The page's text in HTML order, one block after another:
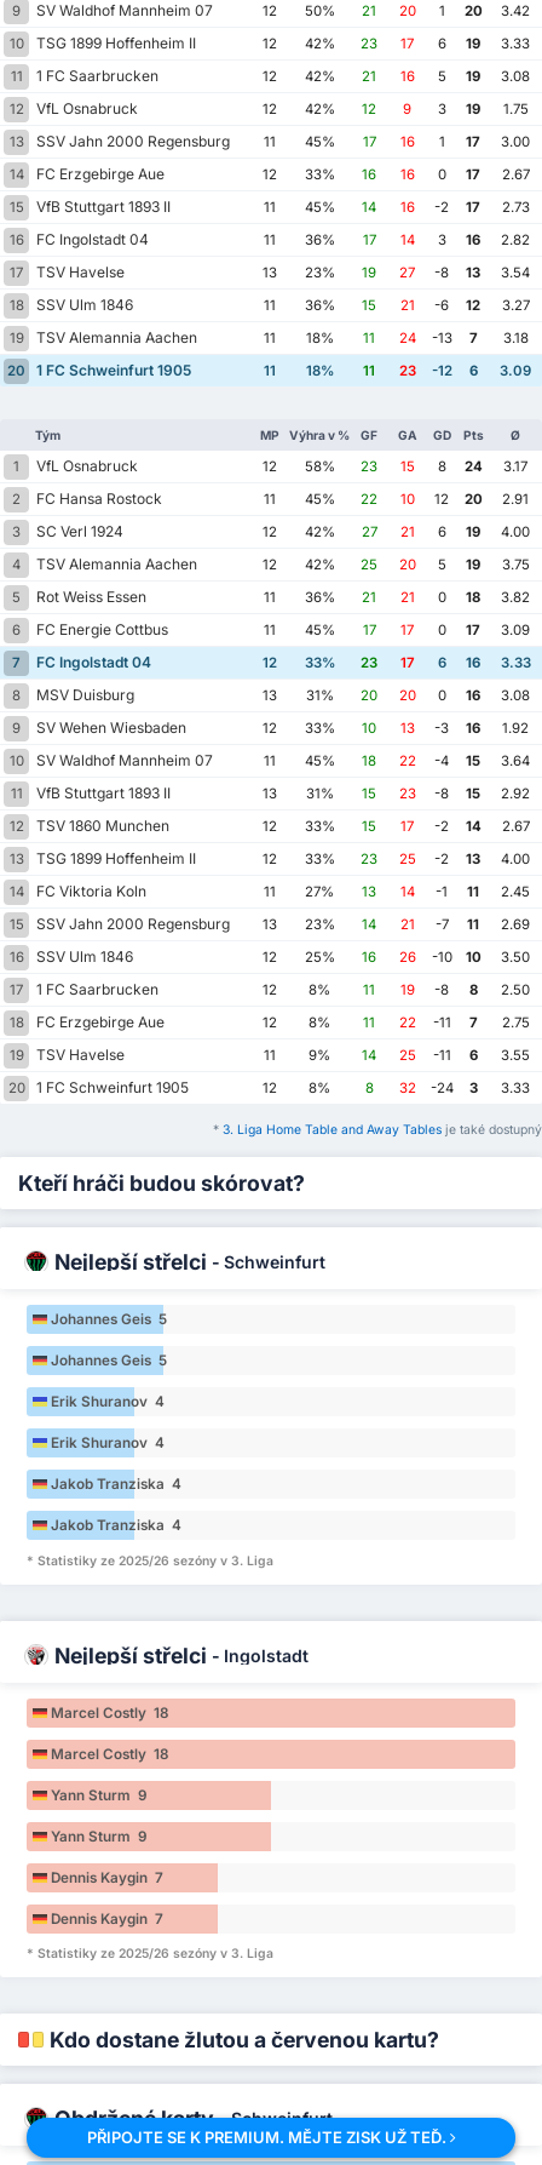
9
SV Waldhof Mannheim 07 12 50% 21 20 1 20
3.42
10
TSG 1899 Hoffenheim II 12 42% 23 17 6 19
3.33
11
1 FC Saarbrucken 12 42% 21 16 5 19
3.08
12
VfL Osnabruck 12 42% 12 9 3 19
1.75
13
SSV Jahn 2000 Regensburg 11 45% 17 16 1 17
3.00
14
FC Erzgebirge Aue 12 33% 16 16 0 17
2.67
15
VfB Stuttgart 1893 II 11 45% 14 16 -2 17
2.73
16
FC Ingolstadt 04 11 36% 17 14 3 16
2.82
17
TSV Havelse 13 23% 19 27 -8 13
3.54
18
SSV Ulm 1846 11 36% 15 21 -6 12
3.27
19
TSV Alemannia Aachen 11 18% 11 24 -13 7
3.18
20
1 FC Schweinfurt 1905 11 18% 11 23 -12 6 3.09
Tým MP Výhra v % GF GA GD Pts Ø
1 VfL Osnabruck 12 58% 23 15 8 24
3.17
2
FC Hansa Rostock 11 45% 22 10 12 20
2.91
3
SC Verl 1924 12 42% 27 21 6 19
4.00
4
TSV Alemannia Aachen 12 42% 25 20 5 19
3.75
5
Rot Weiss Essen 11 36% 21 21 0 18
3.82
6
FC Energie Cottbus 11 45% 17 17 0 17
3.09
7
FC Ingolstadt 04 12 33% 23 17 6 16
3.33
8
MSV Duisburg 13 31% 20 20 0 16
3.08
9
SV Wehen Wiesbaden 12 33% 10 13 -3 16
1.92
10
SV Waldhof Mannheim 07 11 45% 18 22 -4 15
3.64
11
VfB Stuttgart 1893 II 13 31% 15 23 -8 15
2.92
12
TSV 1860 Munchen 12 33% 15 17 -2 14
2.67
13
TSG 1899 Hoffenheim II 12 33% 23 25 -2 13
4.00
14
FC Viktoria Koln 11 27% 13 14 -1 11
2.45
15
SSV Jahn 2000 Regensburg 13 23% 14 21 -7 11
2.69
16
SSV Ulm 1846 12 25% 16 26 -10 10
3.50
17
1 FC Saarbrucken 12 8% 11 19 -8 8
2.50
18
FC Erzgebirge Aue 12 8% 11 22 -11 7
2.75
19
TSV Havelse 11 9% 14 25 -11 6
3.55
20
1 FC Schweinfurt 1905 12 8% 8 32 -24 3 3.33
* 3. Liga Home Table and Away Tables je také dostupný
Kteří hráči budou skórovat?
Nejlepší střelci - Schweinfurt
Johannes Geis 5
Johannes Geis 5
Erik Shuranov 4
Erik Shuranov 4
Jakob Tranziska 4
Jakob Tranziska 4
* Statistiky ze 2025/26 sezóny v 3. Liga
Nejlepší střelci - Ingolstadt
Marcel Costly 18
Marcel Costly 18
Yann Sturm 9
Yann Sturm 9
Dennis Kaygin 7
Dennis Kaygin 7
* Statistiky ze 2025/26 sezóny v 3. Liga
Kdo dostane žlutou a červenou kartu?
Obdržené karty-Schweinfurt
PŘIPOJTE SE K PREMIUM. MĚJTE ZISK UŽ TEĎ.